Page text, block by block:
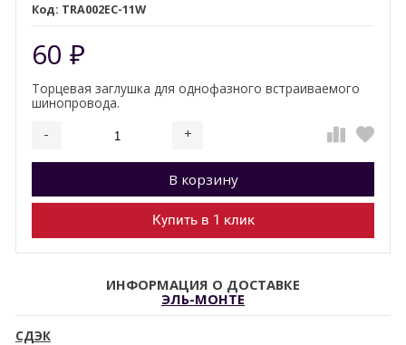
TRA002EC-11W
60 ₽
Торцевая заглушка для однофазного встраиваемого
шинопровода.
- +
Добавляется...
В корзину
Добавлен
Купить в 1 клик
ИНФОРМАЦИЯ О ДОСТАВКЕ
ЭЛЬ-МОНТЕ
СДЭК